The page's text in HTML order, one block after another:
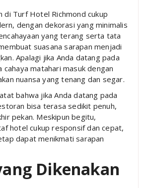
di Turf Hotel Richmond cukup
dengan dekorasi yang minimalis
yang terang serta tata
suasana sarapan menjadi
Apalagi jika Anda datang pada
cahaya matahari masuk dengan
nuansa yang tenang dan segar.
bahwa jika Anda datang pada
bisa terasa sedikit penuh,
pekan. Meskipun begitu,
hotel cukup responsif dan cepat,
dapat menikmati sarapan
Dikenakan